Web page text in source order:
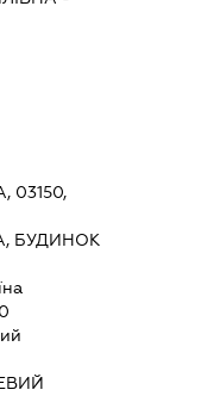
03150,
БУДИНОК